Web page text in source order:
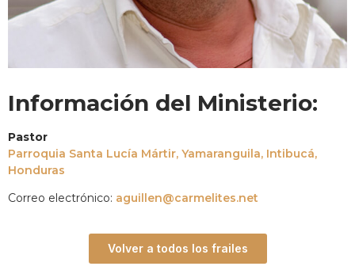
Información del Ministerio:
Pastor
Parroquia Santa Lucía Mártir, Yamaranguila, Intibucá,
Honduras
Correo electrónico: aguillen@carmelites.net
Volver a todos los frailes